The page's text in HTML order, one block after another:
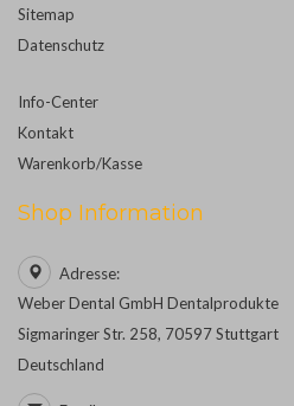
Sitemap
Datenschutz
Info-Center
Kontakt
Warenkorb/Kasse
Shop Information
Adresse:
Weber Dental GmbH Dentalprodukte
Sigmaringer Str. 258, 70597 Stuttgart
Deutschland